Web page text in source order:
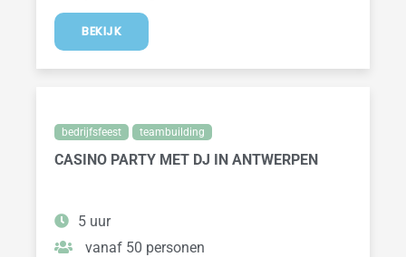
BEKIJK
bedrijfsfeest teambuilding
CASINO PARTY MET DJ IN ANTWERPEN
5 uur
vanaf 50 personen